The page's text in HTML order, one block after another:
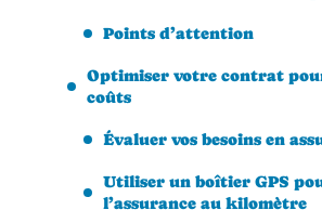
Points d’attention
Optimiser votre contrat
coûts
Évaluer vos besoins en
Utiliser un boîtier GPS
l’assurance au kilomètre